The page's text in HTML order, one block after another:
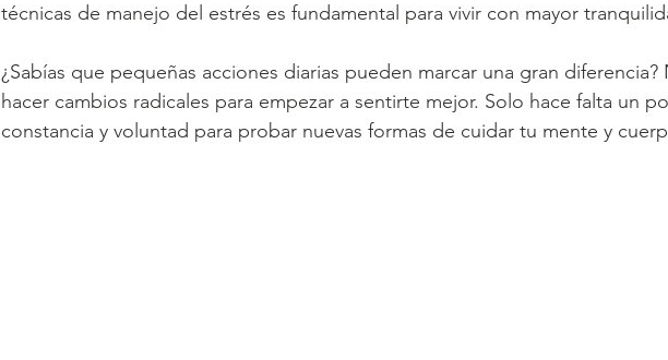
técnicas de manejo del estrés es fundamental para vivir con mayor
¿Sabías que pequeñas acciones diarias pueden marcar una gran diferencia?
hacer cambios radicales para empezar a sentirte mejor. Solo hace falta un
constancia y voluntad para probar nuevas formas de cuidar tu mente y